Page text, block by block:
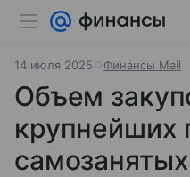
14 июля 2025 Финансы Mail
Объем
крупнейших